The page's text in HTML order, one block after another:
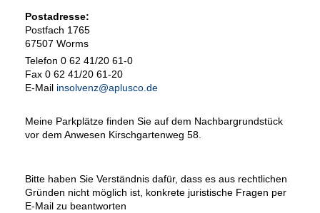
Postadresse:
Postfach 1765
67507 Worms
Telefon 0 62 41/20 61-0
Fax 0 62 41/20 61-20
E-Mail insolvenz@aplusco.de
Meine Parkplätze finden Sie auf dem Nachbargrundstück
vor dem Anwesen Kirschgartenweg 58.
Bitte haben Sie Verständnis dafür, dass es aus rechtlichen
Gründen nicht möglich ist, konkrete juristische Fragen per
E-Mail zu beantworten